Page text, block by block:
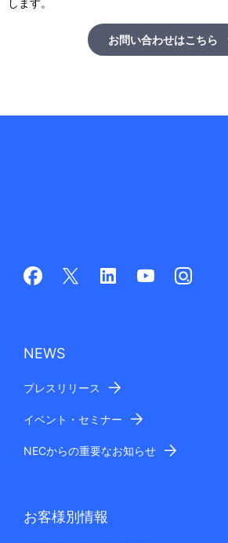
します。
お問い合わせはこちら
NEWS
プレスリリース
イベント・セミナー
NECからの重要なお知らせ
お客様別情報